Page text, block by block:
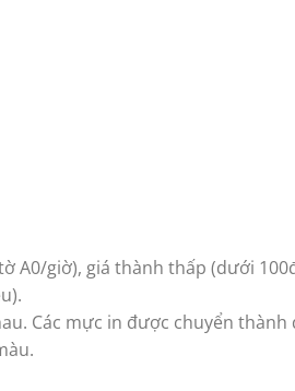
A0/giờ), giá thành thấp (dưới
Các mực in được chuyển thành